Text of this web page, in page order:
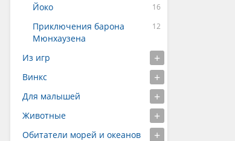
Йоко
Приключения барона
Мюнхаузена
Из игр
Винкс
Для малышей
Животные
Обитатели морей и океанов